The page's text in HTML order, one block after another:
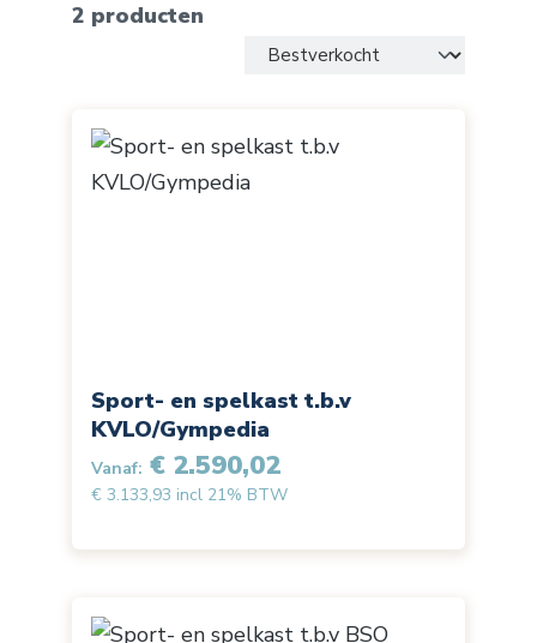
2 producten
Sport- en spelkast t.b.v
KVLO/Gympedia
Vanaf: € 2.590,02
€ 3.133,93 incl 21% BTW